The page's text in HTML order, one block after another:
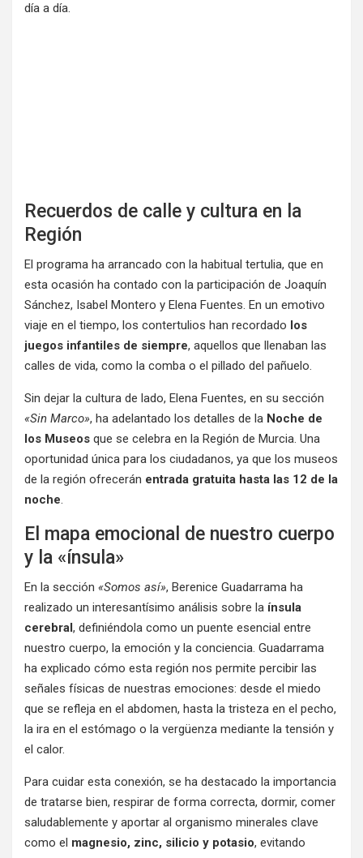
día a día.
Recuerdos de calle y cultura en la
Región
El programa ha arrancado con la habitual tertulia, que en
esta ocasión ha contado con la participación de Joaquín
Sánchez, Isabel Montero y Elena Fuentes. En un emotivo
viaje en el tiempo, los contertulios han recordado los
juegos infantiles de siempre, aquellos que llenaban las
calles de vida, como la comba o el pillado del pañuelo.
Sin dejar la cultura de lado, Elena Fuentes, en su sección
«Sin Marco», ha adelantado los detalles de la Noche de
los Museos que se celebra en la Región de Murcia. Una
oportunidad única para los ciudadanos, ya que los museos
de la región ofrecerán entrada gratuita hasta las 12 de la
noche.
El mapa emocional de nuestro cuerpo
y la «ínsula»
En la sección «Somos así», Berenice Guadarrama ha
realizado un interesantísimo análisis sobre la ínsula
cerebral, definiéndola como un puente esencial entre
nuestro cuerpo, la emoción y la conciencia. Guadarrama
ha explicado cómo esta región nos permite percibir las
señales físicas de nuestras emociones: desde el miedo
que se refleja en el abdomen, hasta la tristeza en el pecho,
la ira en el estómago o la vergüenza mediante la tensión y
el calor.
Para cuidar esta conexión, se ha destacado la importancia
de tratarse bien, respirar de forma correcta, dormir, comer
saludablemente y aportar al organismo minerales clave
como el magnesio, zinc, silicio y potasio, evitando